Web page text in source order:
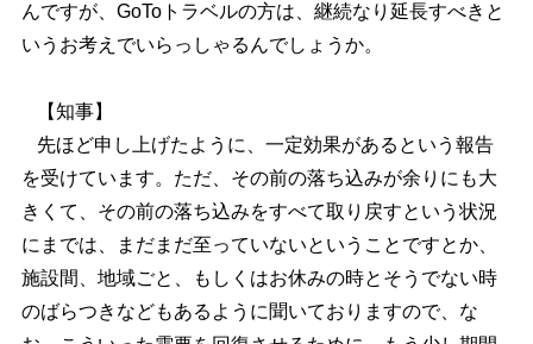
んですが、GoToトラベルの方は、継続なり延長すべきと
いうお考えでいらっしゃるんでしょうか。
【知事】
先ほど申し上げたように、一定効果があるという報告
を受けています。ただ、その前の落ち込みが余りにも大
きくて、その前の落ち込みをすべて取り戻すという状況
にまでは、まだまだ至っていないということですとか、
施設間、地域ごと、もしくはお休みの時とそうでない時
のばらつきなどもあるように聞いておりますので、な